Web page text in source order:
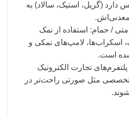
دارد (گریل، استیک، سالاد) به
معدنی‌اش.
/ حمام: استفاده از نمک
اسکراب‌ها، لامپ‌های نمکی و
است.
تجارت الکترونیک
مثل صورتی راحت‌تر در